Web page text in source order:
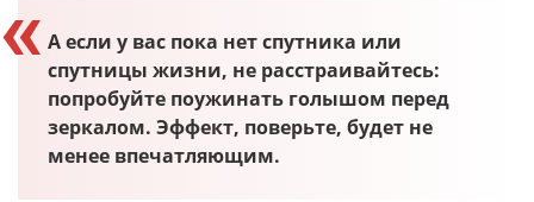
А если у вас пока нет спутника или
спутницы жизни, не расстраивайтесь:
попробуйте поужинать голышом перед
зеркалом. Эффект, поверьте, будет не
менее впечатляющим.